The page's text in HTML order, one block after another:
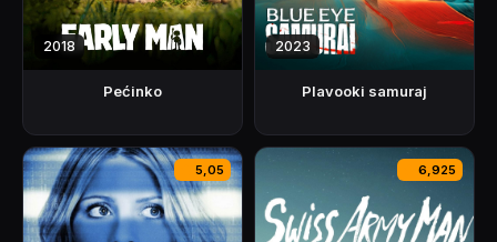
2018
Pećinko
2023
Plavooki samuraj
5,05 6,925